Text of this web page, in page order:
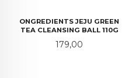
ONGREDIENTS JEJU GREEN
TEA CLEANSING BALL 110G
Pris
179,00